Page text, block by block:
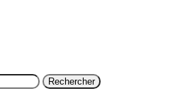
Rechercher